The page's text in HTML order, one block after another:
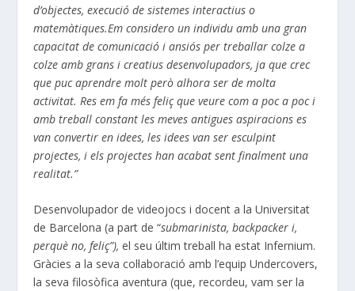
d’objectes, execució de sistemes interactius o
matemàtiques.Em considero un individu amb una gran
capacitat de comunicació i ansiós per treballar colze a
colze amb grans i creatiusdesenvolupadors, ja que crec
que puc aprendre molt però alhora ser de molta
activitat. Res em fa més feliç que veure com a poc a poc i
amb treball constant les meves antigues aspiracions es
van convertir en idees, les idees van ser esculpint
projectes, i els projectes han acabat sent finalment una
realitat.”
Desenvolupador de videojocs i docent a la Universitat
de Barcelona (a part de “submarinista, backpacker i,
perquè no, feliç”),el seu últim treball ha estat Infernium.
Gràcies a la seva col·laboració amb l’equip Undercovers,
la seva filosòfica aventura (que, recordeu, vam ser la